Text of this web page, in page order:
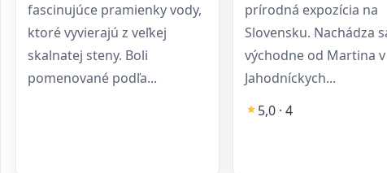
fascinujúce pramienky vody,
ktoré vyvierajú z veľkej
skalnatej steny. Boli
pomenované podľa...
prírodná expozícia na
Slovensku. Nachádza
východne od Martina v
Jahodníckych...
5,0 · 4